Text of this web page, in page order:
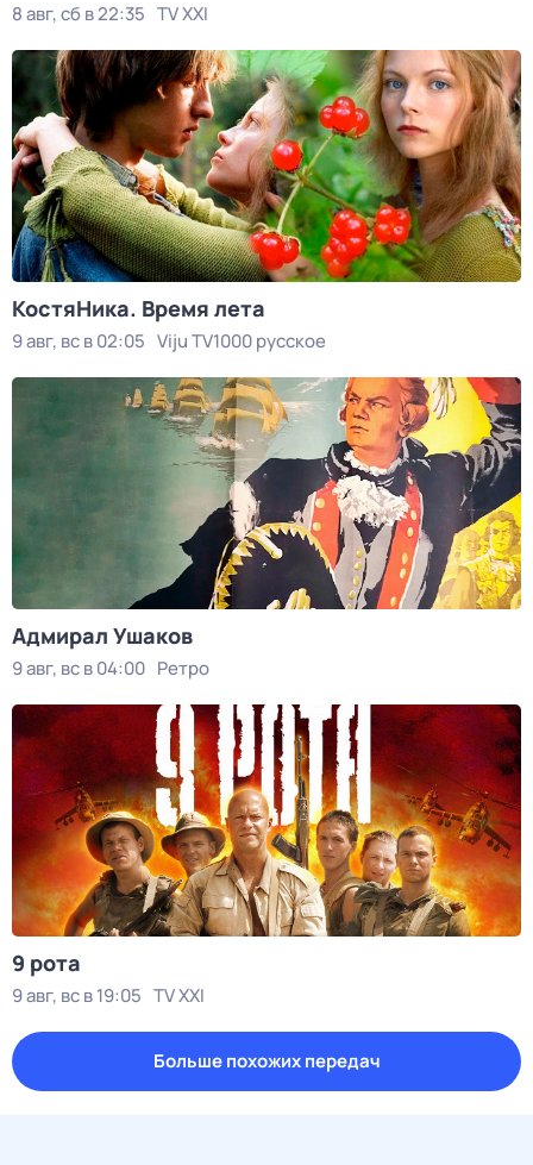
8 авг, сб в 22:35 TV XXI
КостяНика. Время лета
9 авг, вс в 02:05 Viju TV1000 русское
Адмирал Ушаков
9 авг, вс в 04:00 Ретро
9 рота
9 авг, вс в 19:05 TV XXI
Больше похожих передач